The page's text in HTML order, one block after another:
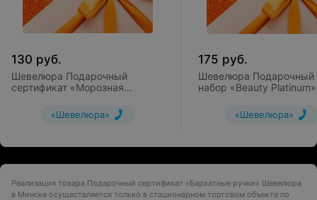
130 руб.
Шевелюра Подарочный
сертификат «Морозная
«Шевелюра»
175 руб.
Шевелюра Подарочный
набор «Beauty Platinum»
«Шевелюра»
Реализация товара Подарочный сертификат «Бархатные ручки» Шевелюра
в Минске осуществляется только в стационарном торговом объекте по